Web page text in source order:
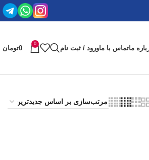
ماتماس با ماورود / ثبت نام
0
0تومان